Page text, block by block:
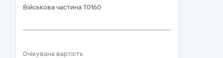
Військова частина Т0160
Очікувана вартість